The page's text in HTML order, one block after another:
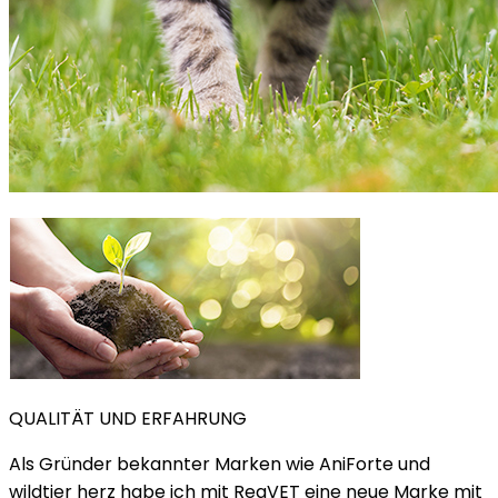
QUALITÄT UND ERFAHRUNG
Als Gründer bekannter Marken wie AniForte und
wildtier herz habe ich mit ReaVET eine neue Marke mit